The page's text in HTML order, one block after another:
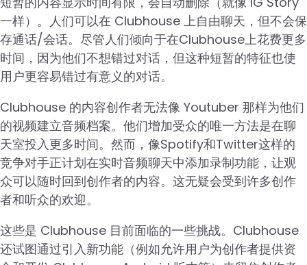
一样）。人们可以在 Clubhouse 上自由聊天，但不会保
存通话/会话。尽管人们倾向于在Clubhouse上花费更多
时间，因为他们不想错过对话，但这种短暂的特征也使
用户更容易错过有意义的对话。
Clubhouse 的内容创作者无法像 Youtuber 那样为他们
的视频建立音频档案。他们增加受众的唯一方法是在聊
天室投入更多时间。然而，像Spotify和Twitter这样的
竞争对手正计划在实时音频聊天中添加录制功能，让观
众可以随时回到创作者的内容。这无疑会受到许多创作
者和听众的欢迎。
这些是 Clubhouse 目前面临的一些挑战。Clubhouse
还试图通过引入新功能（例如允许用户为创作者提供资